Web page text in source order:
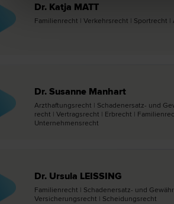
Dr. Katja MATT
Familien­recht | Verkehrs­recht | Sport­recht
Dr. Susanne Manhart
Arzthaftungs­recht | Schadenersatz- und
recht | Vertrags­recht | Erb­recht |
Unternehmens­recht
Dr. Ursula LEISSING
Familien­recht | Schadenersatz- und
Versicherungs­recht | Scheidungs­recht